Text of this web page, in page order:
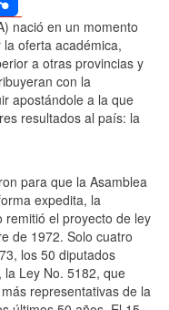
nació en un momento
oferta académica,
a otras provincias y
con la
apostándole a la que
resultados al país: la
para que la Asamblea
expedita, la
remitió el proyecto de ley
de 1972. Solo cuatro
los 50 diputados
Ley No. 5182, que
representativas de la